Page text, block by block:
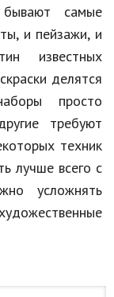
самые
и пейзажи, и
известных
делятся
просто
требуют
техник
лучше всего с
усложнять